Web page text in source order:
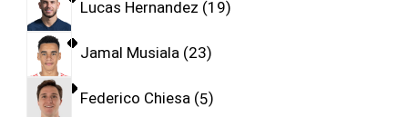
Lucas Hernandez 19
Jamal Musiala 23
Federico Chiesa 5